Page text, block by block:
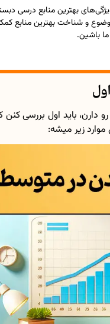
بهترین منابع درسی
و شناخت بهترین منابع
باشین.
باید اول بررسی کنن که
زیر میشه: